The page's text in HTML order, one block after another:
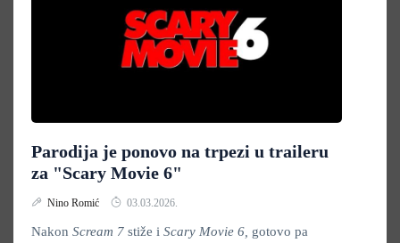
Parodija je ponovo na trpezi u traileru
za "Scary Movie 6"
Nino Romić 03.03.2026.
Nakon Scream 7 stiže i Scary Movie 6, gotovo pa